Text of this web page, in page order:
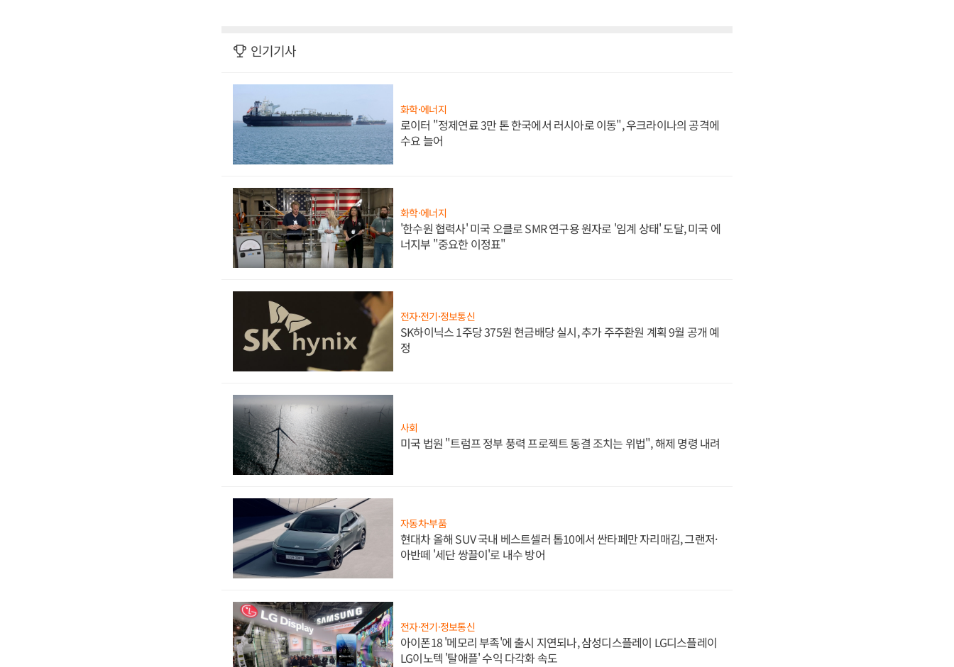
인기기사
화학·에너지
로이터 "정제연료 3만 톤 한국에서 러시아로 이동", 우크라이나의 공격에
수요 늘어
화학·에너지
'한수원 협력사' 미국 오클로 SMR 연구용 원자로 '임계 상태' 도달, 미국 에
너지부 "중요한 이정표"
전자·전기·정보통신
SK하이닉스 1주당 375원 현금배당 실시, 추가 주주환원 계획 9월 공개 예
정
사회
미국 법원 "트럼프 정부 풍력 프로젝트 동결 조치는 위법", 해제 명령 내려
자동차·부품
현대차 올해 SUV 국내 베스트셀러 톱10에서 싼타페만 자리매김, 그랜저·
아반떼 '세단 쌍끌이'로 내수 방어
전자·전기·정보통신
아이폰18 '메모리 부족'에 출시 지연되나, 삼성디스플레이 LG디스플레이
LG이노텍 '탈애플' 수익 다각화 속도